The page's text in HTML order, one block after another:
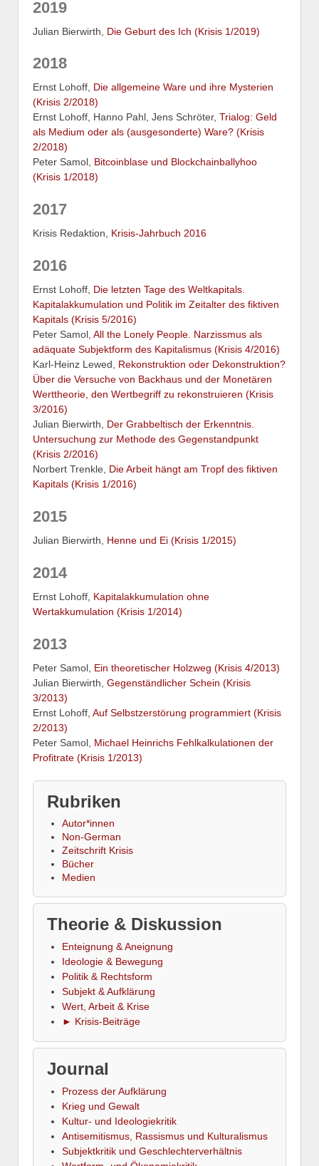
2019
Julian Bierwirth, Die Geburt des Ich (Krisis 1/2019)
2018
Ernst Lohoff, Die allgemeine Ware und ihre Mysterien
(Krisis 2/2018)
Ernst Lohoff, Hanno Pahl, Jens Schröter, Trialog: Geld
als Medium oder als (ausgesonderte) Ware? (Krisis
2/2018)
Peter Samol, Bitcoinblase und Blockchainballyhoo
(Krisis 1/2018)
2017
Krisis Redaktion, Krisis-Jahrbuch 2016
2016
Ernst Lohoff, Die letzten Tage des Weltkapitals.
Kapitalakkumulation und Politik im Zeitalter des fiktiven
Kapitals (Krisis 5/2016)
Peter Samol, All the Lonely People. Narzissmus als
adäquate Subjektform des Kapitalismus (Krisis 4/2016)
Karl-Heinz Lewed, Rekonstruktion oder Dekonstruktion?
Über die Versuche von Backhaus und der Monetären
Werttheorie, den Wertbegriff zu rekonstruieren (Krisis
3/2016)
Julian Bierwirth, Der Grabbeltisch der Erkenntnis.
Untersuchung zur Methode des Gegenstandpunkt
(Krisis 2/2016)
Norbert Trenkle, Die Arbeit hängt am Tropf des fiktiven
Kapitals (Krisis 1/2016)
2015
Julian Bierwirth, Henne und Ei (Krisis 1/2015)
2014
Ernst Lohoff, Kapitalakkumulation ohne
Wertakkumulation (Krisis 1/2014)
2013
Peter Samol, Ein theoretischer Holzweg (Krisis 4/2013)
Julian Bierwirth, Gegenständlicher Schein (Krisis
3/2013)
Ernst Lohoff, Auf Selbstzerstörung programmiert (Krisis
2/2013)
Peter Samol, Michael Heinrichs Fehlkalkulationen der
Profitrate (Krisis 1/2013)
Rubriken
Autor*innen
Non-German
Zeitschrift Krisis
Bücher
Medien
Theorie & Diskussion
Enteignung & Aneignung
Ideologie & Bewegung
Politik & Rechtsform
Subjekt & Aufklärung
Wert, Arbeit & Krise
► Krisis-Beiträge
Journal
Prozess der Aufklärung
Krieg und Gewalt
Kultur- und Ideologiekritik
Antisemitismus, Rassismus und Kulturalismus
Subjektkritik und Geschlechterverhältnis